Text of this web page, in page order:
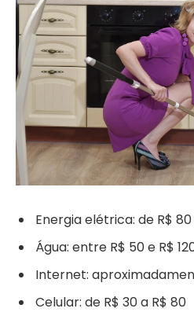
Energia elétrica: de R$
Água: entre R$ 50 e R$
Internet:
Celular: de R$ 30 a R$ 80